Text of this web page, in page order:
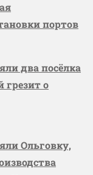
портов
два посёлка
грезит о
Ольговку,